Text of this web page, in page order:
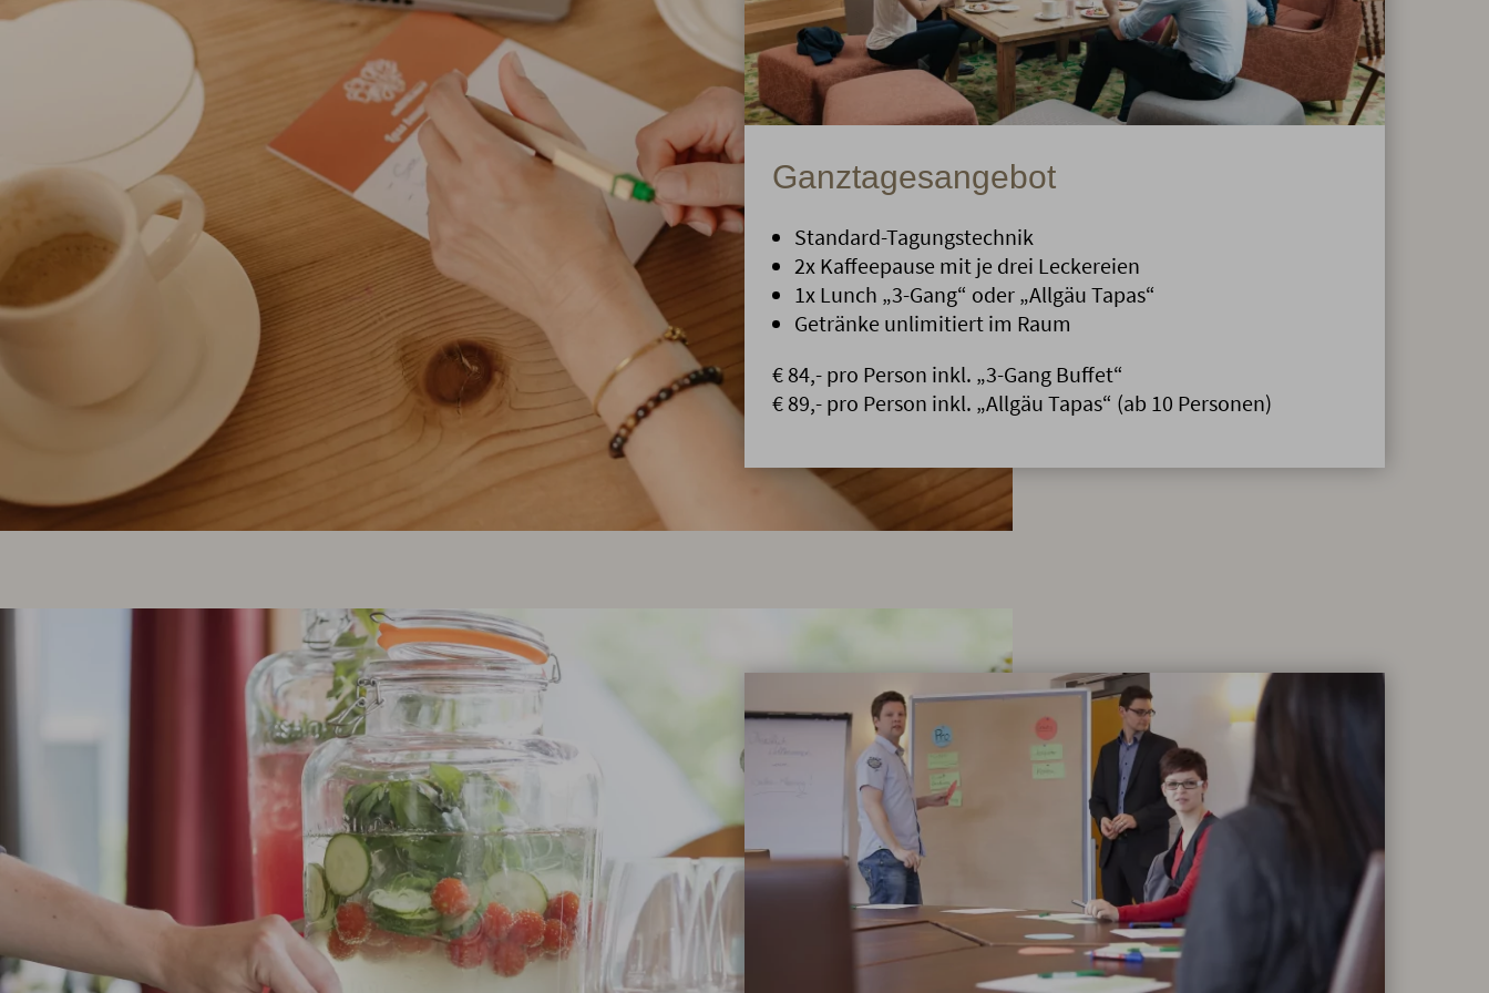
Ganztagesangebot
Standard-Tagungstechnik
2x Kaffeepause mit je drei Leckereien
1x Lunch „3-Gang“ oder „Allgäu Tapas“
Getränke unlimitiert im Raum
€ 84,- pro Person inkl. „3-Gang Buffet“
€ 89,- pro Person inkl. „Allgäu Tapas“ (ab 10 Personen)